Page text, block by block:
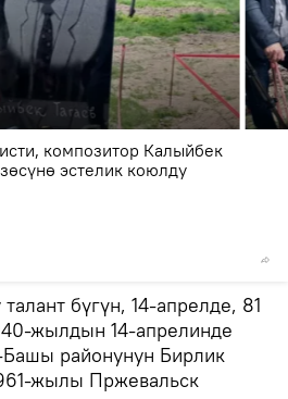
композитор Калыйбек
эстелик коюлду
бүгүн, 14-апрелде, 81
жылдын 14-апрелинде
районунун Бирлик
жылы Пржевальск